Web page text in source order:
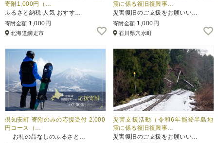
特集・おすすめ
ふるさと納税とは
控除額シミュレータ Q&A
寄附1,000円（…
ふるさと納税 人気 おすす…
寄附金額 1,000円
北海道網走市
震に係る復旧復興事…
災害復旧のご支援をお願いい…
寄附金額 1,000円
石川県穴水町
倶知安町 寄附のみの応援受付 2,000
円コース（…
お礼の品なしのふるさと…
災害支援活動（令和6年能登半島地
震に係る復旧復興事…
災害復旧のご支援をお願いい…